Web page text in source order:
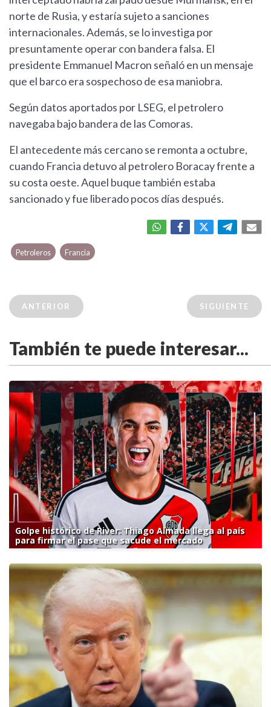
norte de Rusia, y estaría sujeto a sanciones
internacionales. Además, se lo investiga por
presuntamente operar con bandera falsa. El
presidente Emmanuel Macron señaló en un mensaje
que el barco era sospechoso de esa maniobra.
Según datos aportados por LSEG, el petrolero
navegaba bajo bandera de las Comoras.
El antecedente más cercano se remonta a octubre,
cuando Francia detuvo al petrolero Boracay frente a
su costa oeste. Aquel buque también estaba
sancionado y fue liberado pocos días después.
Petroleros Francia
ANTERIOR SIGUIENTE
También te puede interesar...
Golpe histórico de River: Thiago Almada llega al país
para firmar el pase que sacude el mercado